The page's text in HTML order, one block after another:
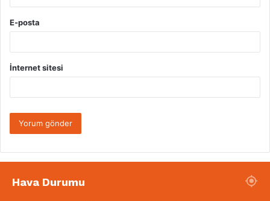
E-posta
İnternet sitesi
Hava Durumu